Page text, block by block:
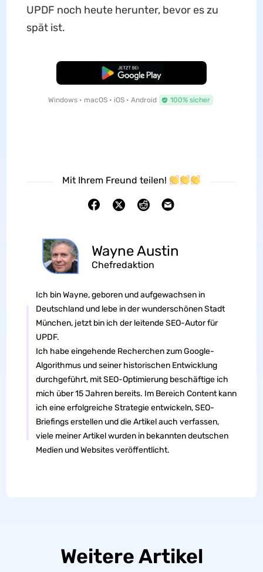
UPDF noch heute herunter, bevor es zu
spät ist.
Kostenloser Download
Windows • macOS • iOS • Android 100% sicher
Mit Ihrem Freund teilen!
Wayne Austin
Chefredaktion
Ich bin Wayne, geboren und aufgewachsen in
Deutschland und lebe in der wunderschönen Stadt
München, jetzt bin ich der leitende SEO-Autor für
UPDF.
Ich habe eingehende Recherchen zum Google-
Algorithmus und seiner historischen Entwicklung
durchgeführt, mit SEO-Optimierung beschäftige ich
mich über 15 Jahren bereits. Im Bereich Content kann
ich eine erfolgreiche Strategie entwickeln, SEO-
Briefings erstellen und die Artikel auch verfassen,
viele meiner Artikel wurden in bekannten deutschen
Medien und Websites veröffentlicht.
Weitere Artikel